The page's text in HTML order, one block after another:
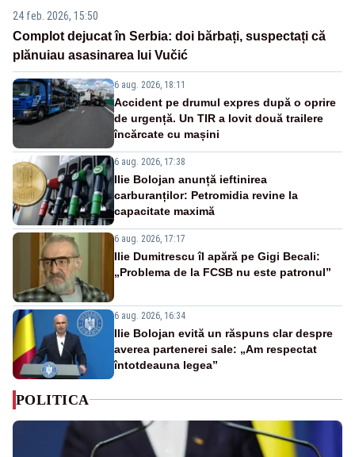
24 feb. 2026, 15:50
Complot dejucat în Serbia: doi bărbați, suspectați că
plănuiau asasinarea lui Vučić
6 aug. 2026, 18:11
Accident pe drumul expres după o oprire
de urgență. Un TIR a lovit două trailere
încărcate cu mașini
6 aug. 2026, 17:38
Ilie Bolojan anunță ieftinirea
carburanților: Petromidia revine la
capacitate maximă
6 aug. 2026, 17:17
Ilie Dumitrescu îl apără pe Gigi Becali:
„Problema de la FCSB nu este patronul”
6 aug. 2026, 16:34
Ilie Bolojan evită un răspuns clar despre
averea partenerei sale: „Am respectat
întotdeauna legea”
POLITICA